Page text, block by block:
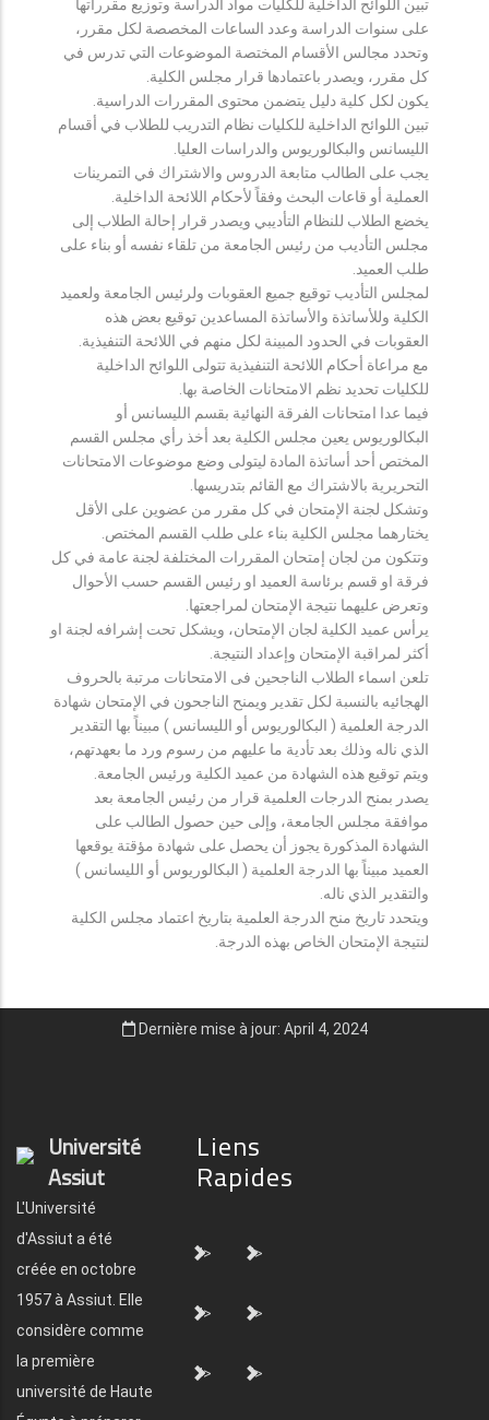
تبين اللوائح الداخلية للكليات مواد الدراسة وتوزيع مقرراتها
على سنوات الدراسة وعدد الساعات المخصصة لكل مقرر،
وتحدد مجالس الأقسام المختصة الموضوعات التي تدرس في
كل مقرر، ويصدر باعتمادها قرار مجلس الكلية.
يكون لكل كلية دليل يتضمن محتوى المقررات الدراسية.
تبين اللوائح الداخلية للكليات نظام التدريب للطلاب في أقسام
الليسانس والبكالوريوس والدراسات العليا.
يجب على الطالب متابعة الدروس والاشتراك في التمرينات
العملية أو قاعات البحث وفقاً لأحكام اللائحة الداخلية.
يخضع الطلاب للنظام التأديبي ويصدر قرار إحالة الطلاب إلى
مجلس التأديب من رئيس الجامعة من تلقاء نفسه أو بناء على
طلب العميد.
لمجلس التأديب توقيع جميع العقوبات ولرئيس الجامعة ولعميد
الكلية وللأساتذة والأساتذة المساعدين توقيع بعض هذه
العقوبات في الحدود المبينة لكل منهم في اللائحة التنفيذية.
مع مراعاة أحكام اللائحة التنفيذية تتولى اللوائح الداخلية
للكليات تحديد نظم الامتحانات الخاصة بها.
فيما عدا امتحانات الفرقة النهائية بقسم الليسانس أو
البكالوريوس يعين مجلس الكلية بعد أخذ رأي مجلس القسم
المختص أحد أساتذة المادة ليتولى وضع موضوعات الامتحانات
التحريرية بالاشتراك مع القائم بتدريسها.
وتشكل لجنة الإمتحان في كل مقرر من عضوين على الأقل
يختارهما مجلس الكلية بناء على طلب القسم المختص.
وتتكون من لجان إمتحان المقررات المختلفة لجنة عامة في كل
فرقة او قسم برئاسة العميد او رئيس القسم حسب الأحوال
وتعرض عليهما نتيجة الإمتحان لمراجعتها.
يرأس عميد الكلية لجان الإمتحان، ويشكل تحت إشرافه لجنة او
أكثر لمراقبة الإمتحان وإعداد النتيجة.
تلعن اسماء الطلاب الناجحين فى الامتحانات مرتبة بالحروف
الهجائيه بالنسبة لكل تقدير ويمنح الناجحون في الإمتحان شهادة
الدرجة العلمية ( البكالوريوس أو الليسانس ) مبيناً بها التقدير
الذي ناله وذلك بعد تأدية ما عليهم من رسوم ورد ما بعهدتهم،
ويتم توقيع هذه الشهادة من عميد الكلية ورئيس الجامعة.
يصدر بمنح الدرجات العلمية قرار من رئيس الجامعة بعد
موافقة مجلس الجامعة، وإلى حين حصول الطالب على
الشهادة المذكورة يجوز أن يحصل على شهادة مؤقتة يوقعها
العميد مبيناً بها الدرجة العلمية ( البكالوريوس أو الليسانس )
والتقدير الذي ناله.
ويتحدد تاريخ منح الدرجة العلمية بتاريخ اعتماد مجلس الكلية
لنتيجة الإمتحان الخاص بهذه الدرجة.
Dernière mise à jour: April 4, 2024
Université
Assiut
L'Université
d'Assiut a été
créée en octobre
1957 à Assiut. Elle
considère comme
la première
université de Haute
Liens
Rapides
"> ">
"> ">
"> ">